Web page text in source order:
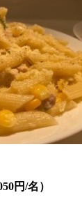
円/名）